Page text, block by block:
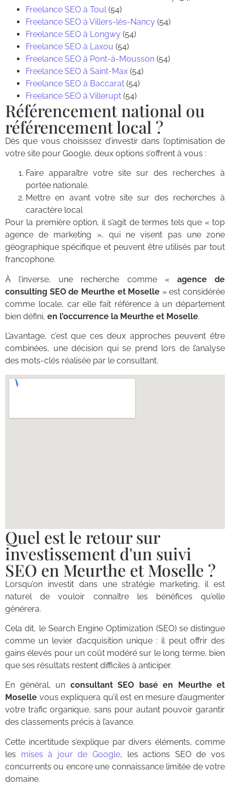
Freelance SEO à Toul(54)
Freelance SEO à Villers-lès-Nancy (54)
Freelance SEO à Longwy (54)
Freelance SEO à Laxou (54)
Freelance SEO à Pont-à-Mousson (54)
Freelance SEO à Saint-Max (54)
Freelance SEO à Baccarat (54)
Freelance SEO à Villerupt (54)
Référencement national ou
référencement local ?
Dès que vous choisissez d’investir dans l’optimisation de
votre site pour Google, deux options s’offrent à vous :
Faire apparaître votre site sur des recherches à
portée nationale.
Mettre en avant votre site sur des recherches à
caractère local
Pour la première option, il s’agit de termes tels que « top
agence de marketing », qui ne visent pas une zone
géographique spécifique et peuvent être utilisés par tout
francophone.
À l’inverse, une recherche comme « agence de
consulting SEO de Meurthe et Moselle » est considérée
comme locale, car elle fait référence à un département
bien défini, en l’occurrence la Meurthe et Moselle.
L’avantage, c’est que ces deux approches peuvent être
combinées, une décision qui se prend lors de l’analyse
des mots-clés réalisée par le consultant.
Quel est le retour sur
investissement d'un suivi
SEO en Meurthe et Moselle ?
Lorsqu’on investit dans une stratégie marketing, il est
naturel de vouloir connaître les bénéfices qu’elle
générera.
Cela dit, le Search Engine Optimization (SEO) se distingue
comme un levier d’acquisition unique : il peut offrir des
gains élevés pour un coût modéré sur le long terme, bien
que ses résultats restent difficiles à anticiper.
En général, un consultant SEO basé en Meurthe et
Moselle vous expliquera qu’il est en mesure d’augmenter
votre trafic organique, sans pour autant pouvoir garantir
des classements précis à l’avance.
Cette incertitude s’explique par divers éléments, comme
les mises à jour de Google, les actions SEO de vos
concurrents ou encore une connaissance limitée de votre
domaine.